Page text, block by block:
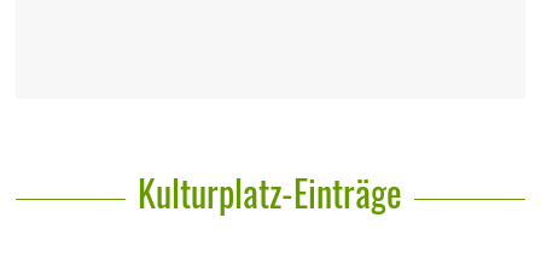
Kulturplatz-Einträge